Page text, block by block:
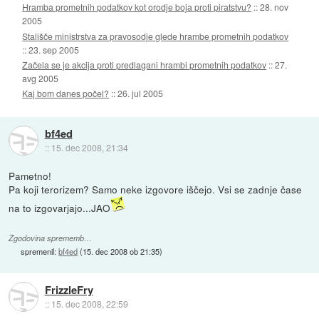
Hramba prometnih podatkov kot orodje boja proti piratstvu? ::28. nov
2005
Stališče ministrstva za pravosodje glede hrambe prometnih podatkov
::23. sep 2005
Začela se je akcija proti predlagani hrambi prometnih podatkov ::27.
avg 2005
Kaj bom danes počel? ::26. jul 2005
bf4ed
:: 15. dec 2008, 21:34
Pametno!
Pa koji terorizem? Samo neke izgovore iščejo. Vsi se zadnje čase
na to izgovarjajo...JAO
Zgodovina sprememb…
spremenil:bf4ed(15. dec 2008 ob 21:35)
FrizzleFry
:: 15. dec 2008, 22:59